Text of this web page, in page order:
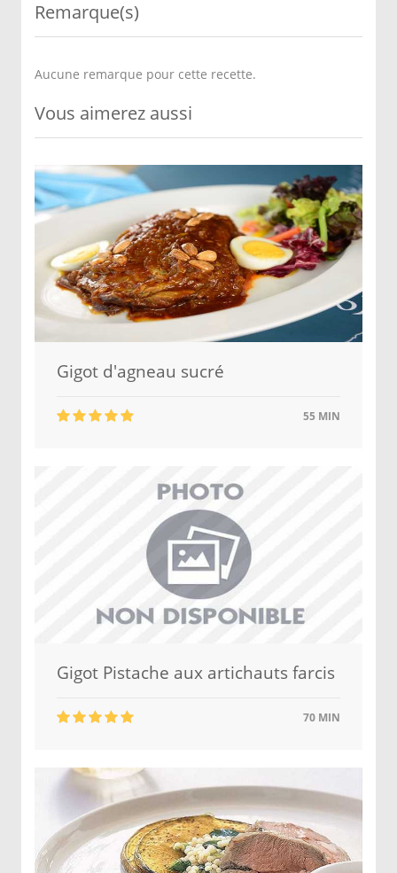
Remarque(s)
Aucune remarque pour cette recette.
Vous aimerez aussi
Gigot d'agneau sucré
55 MIN
Gigot Pistache aux artichauts farcis
70 MIN